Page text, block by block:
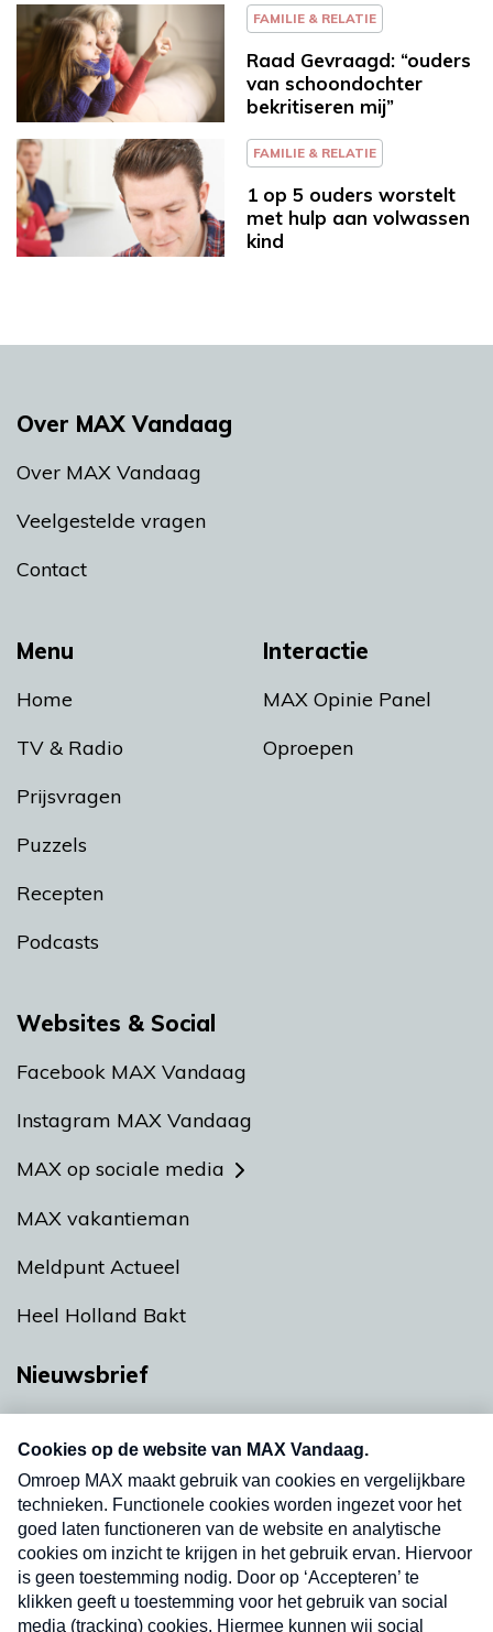
FAMILIE & RELATIE
Raad Gevraagd: “ouders
van schoondochter
bekritiseren mij”
FAMILIE & RELATIE
1 op 5 ouders worstelt
met hulp aan volwassen
kind
Menu
Home
TV & Radio
Prijsvragen
Puzzels
Recepten
Podcasts
Interactie
MAX Opinie Panel
Oproepen
Over MAX Vandaag
Over MAX Vandaag
Veelgestelde vragen
Contact
Websites & Social
Facebook MAX Vandaag
Instagram MAX Vandaag
MAX op sociale media
MAX vakantieman
Meldpunt Actueel
Heel Holland Bakt
Nieuwsbrief
nieuwsbrief. Elke vrijdag- en dinsdagochtend in
uw mailbox.
Verzend